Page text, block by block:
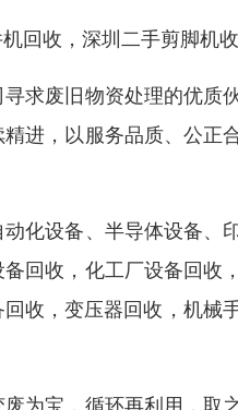
回收，深圳二手剪脚机
求废旧物资处理的优
进，以服务品质、公
化设备、半导体设备
回收，化工厂设备回
收，变压器回收，机械
为宝，循环再利用，